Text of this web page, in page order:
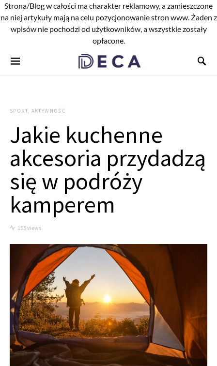
Strona/Blog w całości ma charakter reklamowy, a zamieszczone
na niej artykuły mają na celu pozycjonowanie stron www. Żaden z
wpisów nie pochodzi od użytkowników, a wszystkie zostały
opłacone.
SPORT, AKTYWNOŚĆ
Jakie kuchenne
akcesoria przydadzą
się w podróży
kamperem
155 views